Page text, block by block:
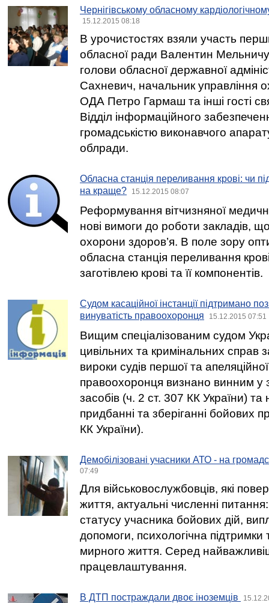
Чернігівському обласному
15.12.2015 08:18
В урочистостях взяли участь
обласної ради Валентин
голови обласної державної
Сахневич, начальник управління
ОДА Петро Гармаш та інші гості
Відділ інформаційного
громадськістю виконавчого
облради.
Обласна станція переливання крові: чи
на краще?
15.12.2015 08:07
Реформування вітчизняної
нові вимоги до роботи закладів,
охорони здоров’я. В поле зору
обласна станція переливання
заготівлею крові та її компонентів.
Судом касаційної інстанції підтримано
винуватість правоохоронця
15.12.2015 07:51
Вищим спеціалізованим судом
цивільних та кримінальних справ
вироки судів першої та
правоохоронця визнано винним у
засобів (ч. 2 ст. 307 КК України)
придбанні та зберіганні бойових
КК України).
Демобілізовані учасники АТО - на
07:49
Для військовослужбовців, які
життя, актуальні численні
статусу учасника бойових дій,
допомоги, психологічна підтримки
мирного життя. Серед
працевлаштування.
В ДТП постраждали двоє іноземців